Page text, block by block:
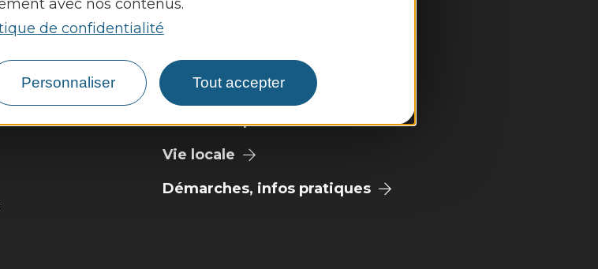
avec nos contenus.
de confidentialité
Personnaliser Tout accepter
Découvrir
Vie municipale
Vie locale
Démarches, infos pratiques